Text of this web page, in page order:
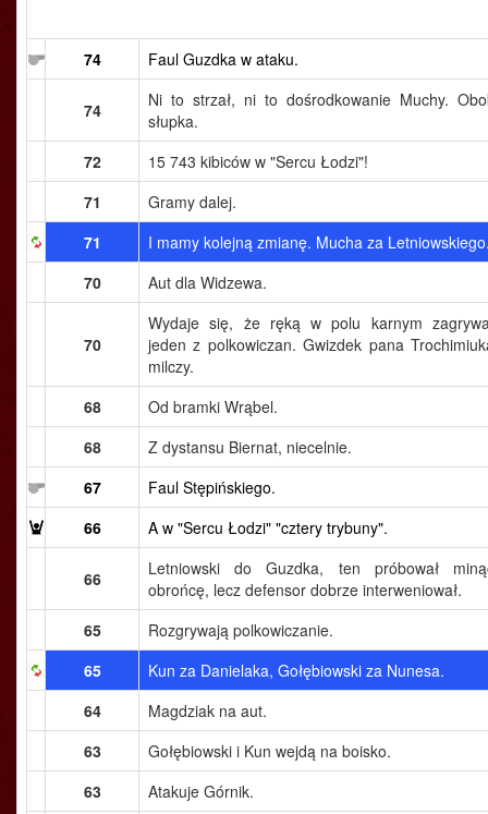
74 Faul Guzdka w ataku.
74
Ni to strzał, ni to dośrodkowanie Muchy.
słupka.
72
15 743 kibiców w "Sercu Łodzi"!
71
Gramy dalej.
71
I mamy kolejną zmianę. Mucha za
70
Aut dla Widzewa.
70
Wydaje się, że ręką w polu karnym
jeden z polkowiczan. Gwizdek pana
milczy.
68
Od bramki Wrąbel.
68
Z dystansu Biernat, niecelnie.
67
Faul Stępińskiego.
66
A w "Sercu Łodzi" "cztery trybuny".
66
Letniowski do Guzdka, ten próbował
obrońcę, lecz defensor dobrze interweniował.
65
Rozgrywają polkowiczanie.
65
Kun za Danielaka, Gołębiowski za Nunesa.
64
Magdziak na aut.
63
Gołębiowski i Kun wejdą na boisko.
63
Atakuje Górnik.